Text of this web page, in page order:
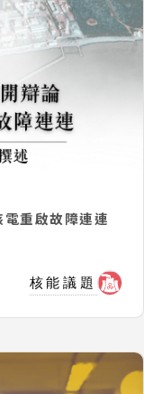
重啟故障連連
核能議題